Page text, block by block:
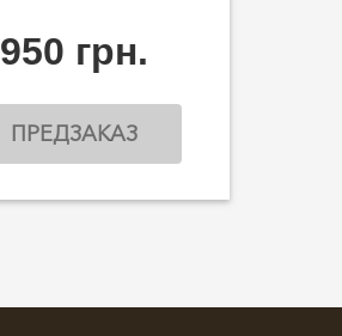
950 грн.
ПРЕДЗАКАЗ